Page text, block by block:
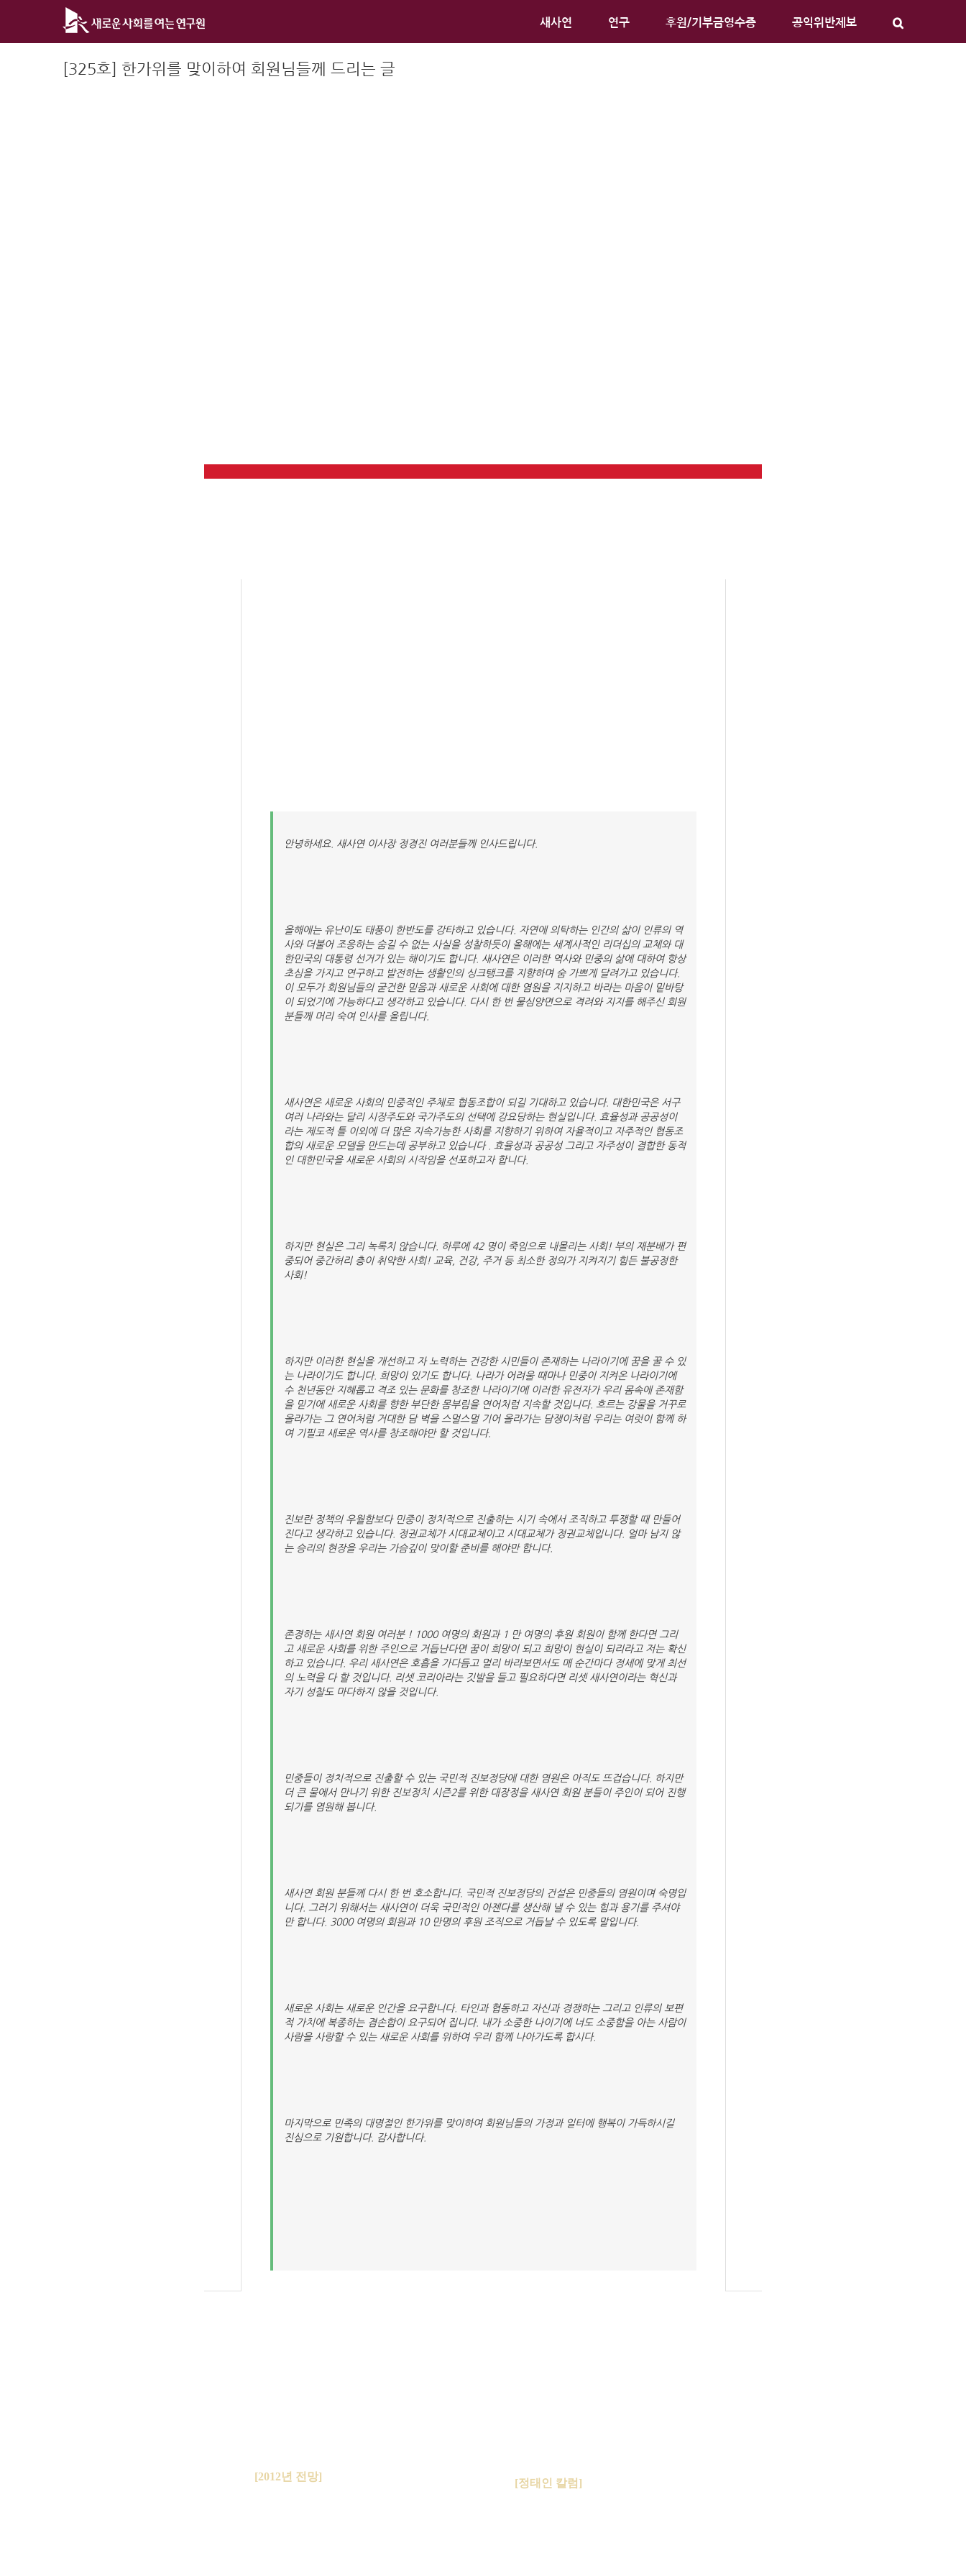
새사연 연구 후원/기부금영수증 공익위반제보
[325호] 한가위를 맞이하여 회원님들께 드리는 글
안녕하세요. 새사연 이사장 정경진 여러분들께 인사드립니다.
올해에는 유난이도 태풍이 한반도를 강타하고 있습니다. 자연에 의탁하는 인간의 삶이 인류의 역
사와 더불어 조응하는 숨길 수 없는 사실을 성찰하듯이 올해에는 세계사적인 리더십의 교체와 대
한민국의 대통령 선거가 있는 해이기도 합니다. 새사연은 이러한 역사와 민중의 삶에 대하여 항상
초심을 가지고 연구하고 발전하는 생활인의 싱크탱크를 지향하며 숨 가쁘게 달려가고 있습니다.
이 모두가 회원님들의 굳건한 믿음과 새로운 사회에 대한 염원을 지지하고 바라는 마음이 밑바탕
이 되었기에 가능하다고 생각하고 있습니다. 다시 한 번 물심양면으로 격려와 지지를 해주신 회원
분들께 머리 숙여 인사를 올립니다.
새사연은 새로운 사회의 민중적인 주체로 협동조합이 되길 기대하고 있습니다. 대한민국은 서구
여러 나라와는 달리 시장주도와 국가주도의 선택에 강요당하는 현실입니다. 효율성과 공공성이
라는 제도적 틀 이외에 더 많은 지속가능한 사회를 지향하기 위하여 자율적이고 자주적인 협동조
합의 새로운 모델을 만드는데 공부하고 있습니다 . 효율성과 공공성 그리고 자주성이 결합한 동적
인 대한민국을 새로운 사회의 시작임을 선포하고자 합니다.
하지만 현실은 그리 녹록치 않습니다. 하루에 42 명이 죽임으로 내몰리는 사회! 부의 재분배가 편
중되어 중간허리 층이 취약한 사회! 교육, 건강, 주거 등 최소한 정의가 지켜지기 힘든 불공정한
사회!
하지만 이러한 현실을 개선하고 자 노력하는 건강한 시민들이 존재하는 나라이기에 꿈을 꿀 수 있
는 나라이기도 합니다. 희망이 있기도 합니다. 나라가 어려울 때마나 민중이 지켜온 나라이기에
수 천년동안 지혜롭고 격조 있는 문화를 창조한 나라이기에 이러한 유전자가 우리 몸속에 존재함
을 믿기에 새로운 사회를 향한 부단한 몸부림을 연어처럼 지속할 것입니다. 흐르는 강물을 거꾸로
올라가는 그 연어처럼 거대한 담 벽을 스멀스멀 기어 올라가는 담쟁이처럼 우리는 여럿이 함께 하
여 기필코 새로운 역사를 창조해야만 할 것입니다.
진보란 정책의 우월함보다 민중이 정치적으로 진출하는 시기 속에서 조직하고 투쟁할 때 만들어
진다고 생각하고 있습니다. 정권교체가 시대교체이고 시대교체가 정권교체입니다. 얼마 남지 않
는 승리의 현장을 우리는 가슴깊이 맞이할 준비를 해야만 합니다.
존경하는 새사연 회원 여러분 ! 1000 여명의 회원과 1 만 여명의 후원 회원이 함께 한다면 그리
고 새로운 사회를 위한 주인으로 거듭난다면 꿈이 희망이 되고 희망이 현실이 되리라고 저는 확신
하고 있습니다. 우리 새사연은 호흡을 가다듬고 멀리 바라보면서도 매 순간마다 정세에 맞게 최선
의 노력을 다 할 것입니다. 리셋 코리아라는 깃발을 들고 필요하다면 리셋 새사연이라는 혁신과
자기 성찰도 마다하지 않을 것입니다.
민중들이 정치적으로 진출할 수 있는 국민적 진보정당에 대한 염원은 아직도 뜨겁습니다. 하지만
더 큰 물에서 만나기 위한 진보정치 시즌2를 위한 대장정을 새사연 회원 분들이 주인이 되어 진행
되기를 염원해 봅니다.
새사연 회원 분들께 다시 한 번 호소합니다. 국민적 진보정당의 건설은 민중들의 염원이며 숙명입
니다. 그러기 위해서는 새사연이 더욱 국민적인 아젠다를 생산해 낼 수 있는 힘과 용기를 주셔야
만 합니다. 3000 여명의 회원과 10 만명의 후원 조직으로 거듭날 수 있도록 말입니다.
새로운 사회는 새로운 인간을 요구합니다. 타인과 협동하고 자신과 경쟁하는 그리고 인류의 보편
적 가치에 복종하는 겸손함이 요구되어 집니다. 내가 소중한 나이기에 너도 소중함을 아는 사람이
사람을 사랑할 수 있는 새로운 사회를 위하여 우리 함께 나아가도록 합시다.
마지막으로 민족의 대명절인 한가위를 맞이하여 회원님들의 가정과 일터에 행복이 가득하시길
진심으로 기원합니다. 감사합니다.
[2012년 전망]
[정태인 칼럼]